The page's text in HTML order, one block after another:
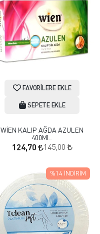
FAVORILERE EKLE
SEPETE EKLE
WİEN KALIP AĞDA AZULEN
400ML.
124,70 145,00
%14 İNDIRIM